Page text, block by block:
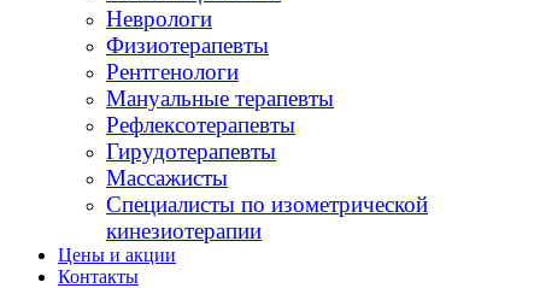
Неврологи
Физиотерапевты
Рентгенологи
Мануальные терапевты
Рефлексотерапевты
Гирудотерапевты
Массажисты
Специалисты по изометрической
кинезиотерапии
Цены и акции
Контакты